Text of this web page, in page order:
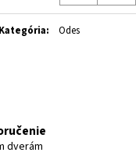
Kategória: Odes
dverám